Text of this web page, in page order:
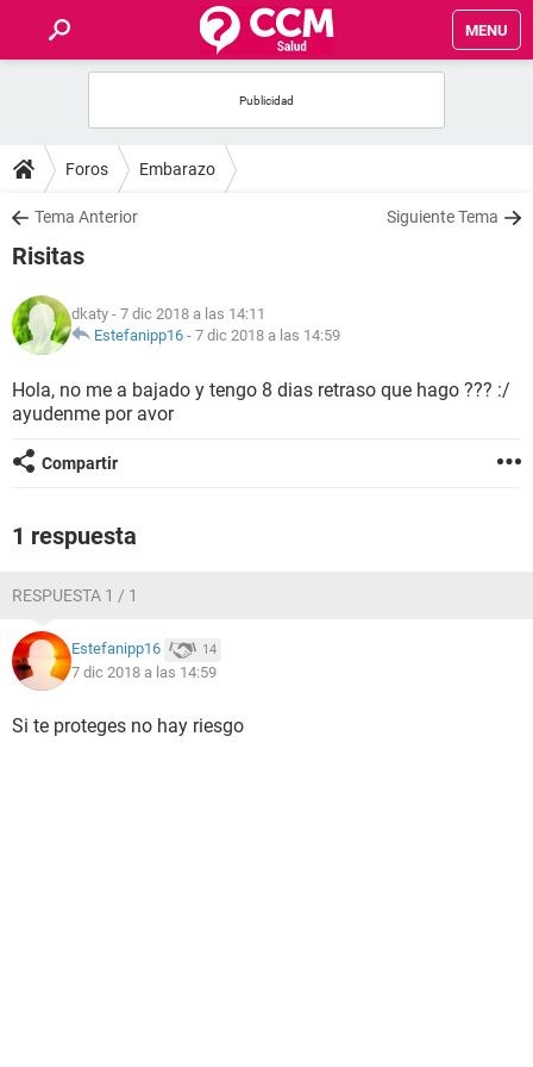
MENU
FOROS
SALUD
NUTRICIÓN
BIENESTAR
SEXUALIDAD
Foros Embarazo
Tema Anterior Siguiente Tema
Risitas
dkaty - 7 dic 2018 a las 14:11
Estefanipp16 - 7 dic 2018 a las 14:59
Hola, no me a bajado y tengo 8 dias retraso que hago ??? :/
ayudenme por avor
Compartir
1 respuesta
RESPUESTA 1 / 1
Estefanipp16 14
7 dic 2018 a las 14:59
Si te proteges no hay riesgo